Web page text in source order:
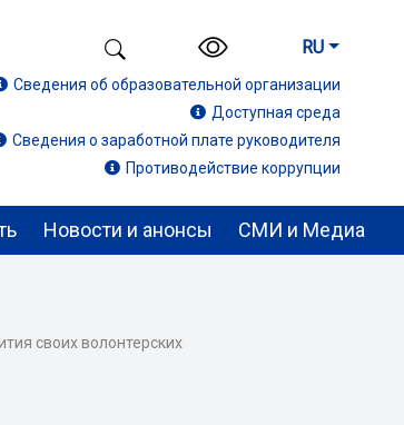
RU
Сведения об образовательной организации
Доступная среда
Сведения о заработной плате руководителя
Противодействие коррупции
Новости и анонсы СМИ и Медиа
своих волонтерских